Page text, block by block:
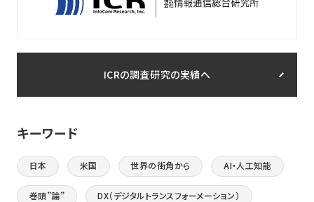
ICRの調査研究の実績へ
キーワード
日本 米国 世界の街角から AI・人工知能
巻頭”論” DX（デジタルトランスフォーメーション）